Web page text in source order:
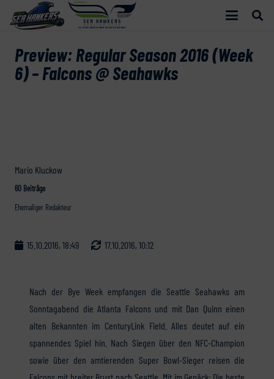
Mario Kluckow
60 Beiträge
Ehemaliger Redakteur
Preview: Regular Season 2016 (Week
6) – Falcons @ Seahawks
15.10.2016, 18:49 17.10.2016, 10:12
Nach der Bye Week empfangen die Seattle Seahawks am
Sonntagabend die Atlanta Falcons und mit Dan Quinn einen
alten Bekannten im CenturyLink Field. Alles deutet auf ein
spannendes Spiel hin. Nach Siegen über den NFC-Champion
sowie über den amtierenden Super Bowl-Sieger reisen die
Falcons mit breiter Brust nach Seattle. Mit im Gepäck: Die beste